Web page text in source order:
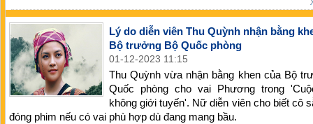
Lý do diễn viên Thu Quỳnh nhận bằng
Bộ trưởng Bộ Quốc phòng
01-12-2023 11:15
Thu Quỳnh vừa nhận bằng khen của Bộ
Quốc phòng cho vai Phương trong
không giới tuyến'. Nữ diễn viên cho biết cô
đóng phim nếu có vai phù hợp dù đang mang bầu.